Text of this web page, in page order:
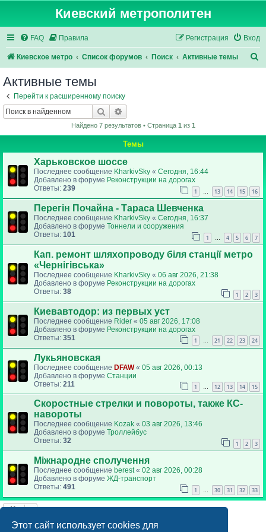
Этот сайт использует cookies для
Киевский метрополитен
FAQ Правила Вход
Регистрация
Киевское метро Список форумов Поиск Активные темы
Активные темы
Перейти к расширенному поиску
Поиск
Найдено 7 результатов • Страница 1из 1
Темы
Харьковское шоссе
Последнее сообщение KharkivSky « Сегодня, 16:44
Добавлено в форуме Реконструкции на дорогах
Ответы: 239 1 … 13 14 15 16
Перегін Почайна - Тараса Шевченка
Последнее сообщение KharkivSky « Сегодня, 16:37
Добавлено в форуме Тоннели и сооружения
Ответы: 101 1 … 4 5 6 7
Кап. ремонт шляхопроводу біля станції метро
«Чернігівська»
Последнее сообщение KharkivSky « 06 авг 2026, 21:38
Добавлено в форуме Реконструкции на дорогах
Ответы: 38 1 2 3
Киевавтодор: из первых уст
Последнее сообщение Rider « 05 авг 2026, 17:08
Добавлено в форуме Реконструкции на дорогах
Ответы: 351 1 21 22 23 24
Лукьяновская
Последнее сообщение DFAW« 05 авг 2026, 00:13
Добавлено в форуме Станции
Ответы: 211 1 … 12 13 14 15
Скоростные стрелки и повороты, также КС-
навороты
Последнее сообщение Kozak « 03 авг 2026, 13:46
Добавлено в форуме Троллейбус
Ответы: 32 1 2 3
Міжнародне сполучення
Последнее сообщение berest« 02 авг 2026, 00:28
Добавлено в форуме ЖД-транспорт
Ответы: 491 1 … 30 31 32 33
Найдено 7 результатов • Страница